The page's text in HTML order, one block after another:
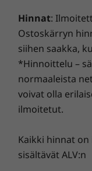
Lisätietoja
IdeaPad Slim 5i
65 W:n tai 100
Pika-aloitusopas
Päivitä
Jokaisessa
akkutakuu
tässä on
tietokoneille
käytöstä, kun
yhteydessä
Hinnat:
Ostoskärryn
siihen saakka,
*Hinnoittelu –
normaaleista
voivat olla
ilmoitetut.
Kaikki hinnat
sisältävät ALV:n